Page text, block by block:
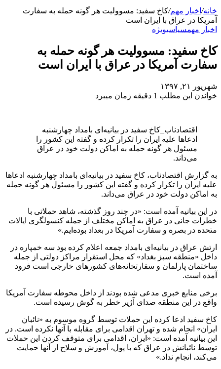
خانه/ اخبار مهم/کاخ سفید: مسوولیت هر گونه حمله به سفارت
آمریکا در عراق با ایران است
اخبار مهمسیاسیویژه
کاخ سفید: مسوولیت هر گونه حمله به
سفارت آمریکا در عراق با ایران است
شهریور ۲۱, ۱۳۹۷
خواندن این مطلب 1 دقیقه زمان میبرد
اقتصادناب_کاخ سفید در بیانیه‌ای بامداد چهارشنبه
ادعاها علیه ایران را تکرار کرده و گفته این کشور را
مسئول هر گونه حمله به اماکن دولت خود در عراق
می‌داند.
به گزارش اقتصادناب، کاخ سفید در بیانیه‌ای بامداد چهارشنبه ادعاها
علیه ایران را تکرار کرده و گفته این کشور را مسئول هر گونه حمله
به اماکن دولت خود در عراق می‌داند.
در این بیانیه آمده است: «در چند روز گذشته، شاهد حملاتی با
خطرات جانی در عراق به اماکن مختلف از جمله کنسولگری ایالات
متحده در بصره و سفارت آمریکا در بعداد بوده‌ایم.»
ارتش عراق در بیانیه‌ای بامداد جمعه اعلام کرده بود سه خمپاره در
داخل «منطقه سبز بغداد» که محل استقرار مراکز دولتی از جمله
ساختمان پارلمان و سفارتخانه‌های کشورهای خارجی است فرود
آمده است.
برخی منابع خبری مدعی شده بودند از داخل محوطه سفارت آمریکا
واقع در این منطقه صدای آژیر خطر به گوش رسیده است.
کاخ سفید ادعا کرده این حملات توسط گروه موسوم به «نائبان
ایران» انجام شده و تهران اقدامی برای مقابله با آنها نکرده است. در
این بیانیه آمده است: «ایران، اقدامی برای متوقف کردن این حملات
توسط نائبانش در عراق که با پول، آموزش و سلاح از آنها حمایت
می‌کند، انجام نداد.»